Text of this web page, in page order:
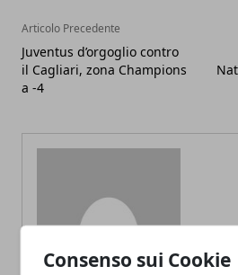
Consenso sui Cookie
Articolo Precedente
Juventus d’orgoglio contro
il Cagliari, zona Champions
a -4